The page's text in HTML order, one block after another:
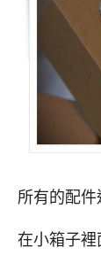
所有的配件
在小箱子裡